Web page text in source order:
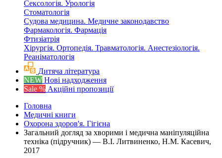
Сексологія. Урологія
Стоматологія
Судова медицина. Медичне законодавство
Фармакологія. Фармація
Фтизіатрія
Хірургія. Ортопедія. Травматологія. Анестезіологія.
Реаніматологія
Дитяча література
NEW Нові надходження
Sale % Акційні пропозиції
Головна
Медичні книги
Охорона здоров'я. Гігієна
Загальний догляд за хворими і медична маніпуляційна
техніка (підручник) — В.І. Литвиненко, Н.М. Касевич,
2017